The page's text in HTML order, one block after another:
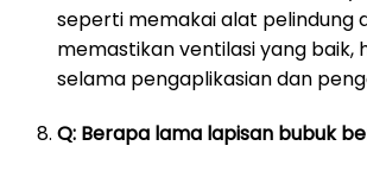
seperti memakai alat pelindung
memastikan ventilasi yang baik,
selama pengaplikasian dan
Q: Berapa lama lapisan bubuk